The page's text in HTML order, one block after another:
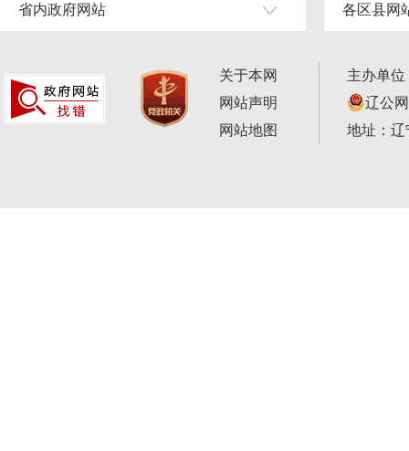
省内政府网站 各区县网
关于本网
网站声明
网站地图
主办单
辽公
地址：辽